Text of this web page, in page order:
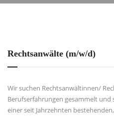
Rechtsanwälte (m/w/d)
Wir suchen Rechtsanwältinnen/
Berufserfahrungen gesammelt und
einer seit Jahrzehnten